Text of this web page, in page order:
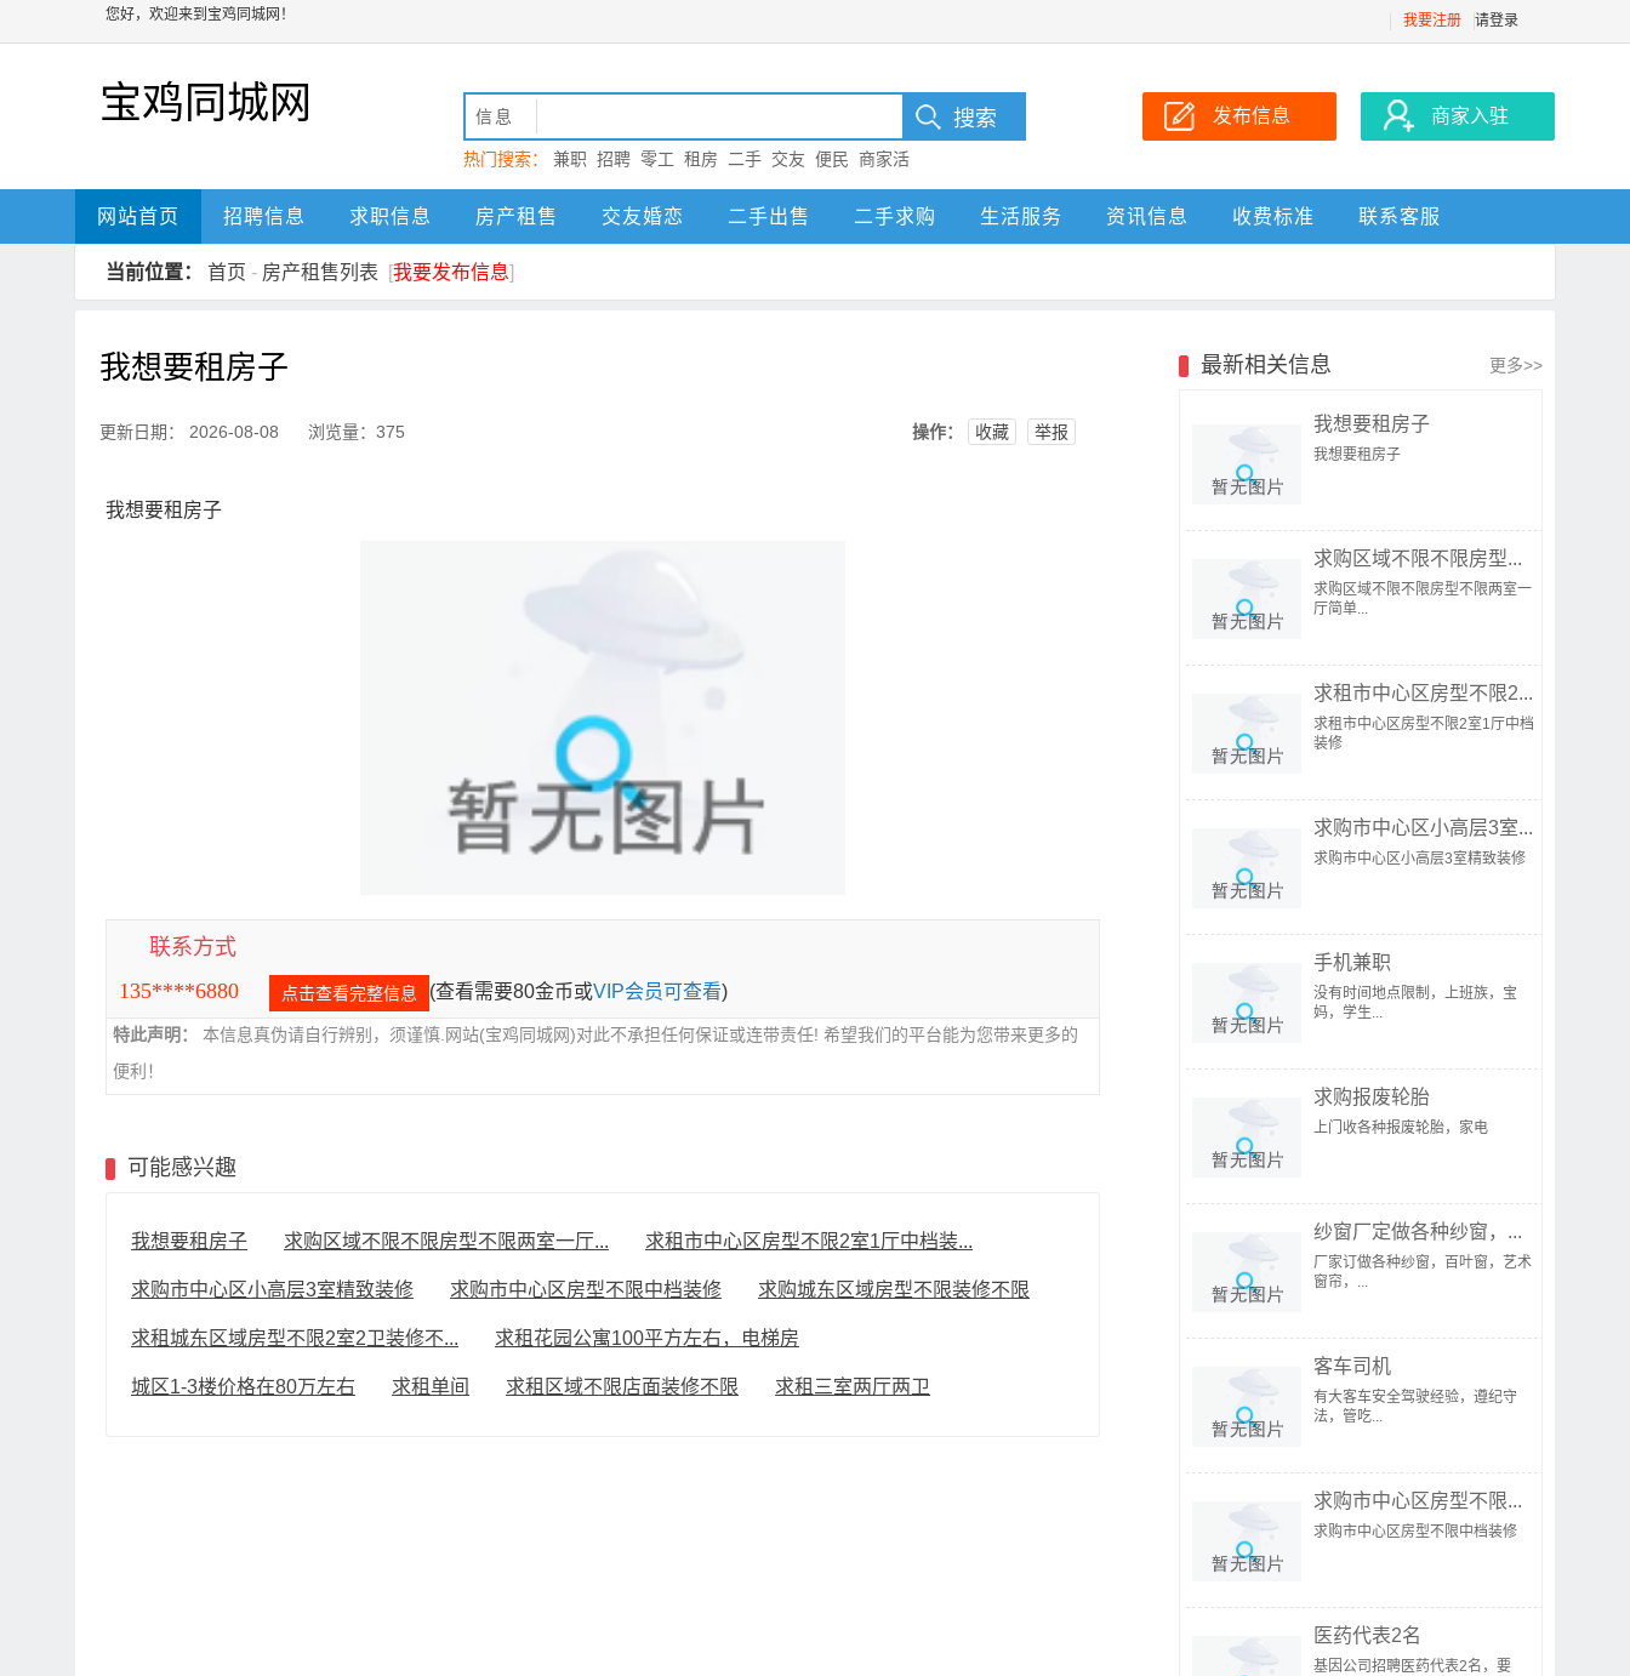
您好，欢迎来到宝鸡同城网！ 我要注册 请登录
宝鸡同城网 信息
热门搜索： 兼职 招聘 零工 租房 二手 交友 便民
商家活
动 宝鸡
发布信息 商家入驻
网站首页 招聘信息 求职信息 房产租售 交友婚恋 二手出售 二手求购 生活服务 资讯信息 收费标准 联系客服
当前位置： 首页 - 房产租售列表 [我要发布信息]
我想要租房子
更新日期： 2026-08-08 浏览量：375 操作： 收藏 举报
我想要租房子
联系方式
135****6880
点击查看完整信息 (查看需要80金币或VIP会员可查看)
特此声明：
本信息真伪请自行辨别，须谨慎.网站(宝鸡同城网)对此不承担任何保证或连带责任! 希望我们的平台能为您带来更多的
便利！
可能感兴趣
我想要租房子 求购区域不限不限房型不限两室一厅... 求租市中心区房型不限2室1厅中档装...
求购市中心区小高层3室精致装修 求购市中心区房型不限中档装修 求购城东区域房型不限装修不限
求租城东区域房型不限2室2卫装修不... 求租花园公寓100平方左右，电梯房
城区1-3楼价格在80万左右 求租单间 求租区域不限店面装修不限 求租三室两厅两卫
最新相关信息 更多>>
我想要租房子
我想要租房子
求购区域不限不限房型...
求购区域不限不限房型不限两室一
厅简单...
求租市中心区房型不限2...
求租市中心区房型不限2室1厅中档
装修
求购市中心区小高层3室...
求购市中心区小高层3室精致装修
手机兼职
没有时间地点限制，上班族，宝
妈，学生...
求购报废轮胎
上门收各种报废轮胎，家电
纱窗厂定做各种纱窗，...
厂家订做各种纱窗，百叶窗，艺术
窗帘，...
客车司机
有大客车安全驾驶经验，遵纪守
法，管吃...
求购市中心区房型不限...
求购市中心区房型不限中档装修
医药代表2名
基因公司招聘医药代表2名，要